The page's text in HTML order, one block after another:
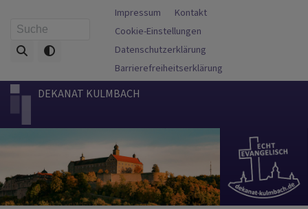
zum
Suche
Fußbereichsmenü
Impressum
Kontakt
Cookie-Einstellungen
Datenschutzerklärung
Barrierefreiheitserklärung
DEKANAT KULMBACH